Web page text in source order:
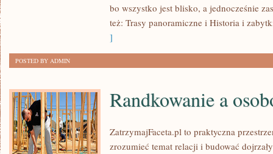
bo wszystko jest blisko, a jednocześnie
też: Trasy panoramiczne i Historia i
]
POSTED BY ADMIN
Randkowanie a
ZatrzymajFaceta.pl to praktyczna
zrozumieć temat relacji i budować